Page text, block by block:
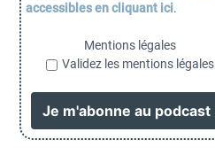
accessibles en cliquant ici.
Mentions légales
Validez les mentions légales